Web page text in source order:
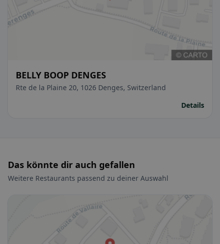
BELLY BOOP DENGES
Rte de la Plaine 20, 1026 Denges, Switzerland
Details
Das könnte dir auch gefallen
Weitere Restaurants passend zu deiner Auswahl